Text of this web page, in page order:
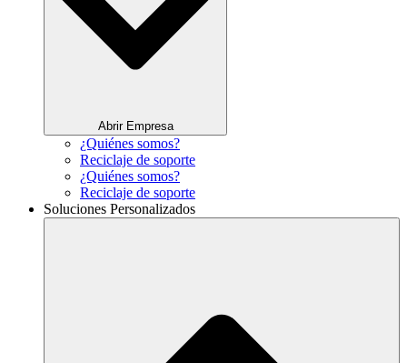
Abrir Empresa
¿Quiénes somos?
Reciclaje de soporte
¿Quiénes somos?
Reciclaje de soporte
Soluciones Personalizados